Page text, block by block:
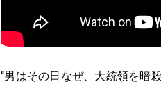
“男はその日なぜ、大統領を暗